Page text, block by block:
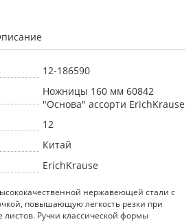
12-186590
Ножницы 160 мм 60842
"Основа" ассорти ErichKrause
12
Китай
ErichKrause
нержавеющей стали с
повышающую легкость резки при
Ручки классической формы